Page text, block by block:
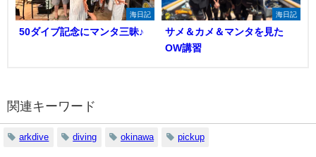
海日記
50ダイブ記念にマンタ三昧♪
海日記
サメ＆カメ＆マンタを見た
OW講習
関連キーワード
arkdive diving okinawa pickup